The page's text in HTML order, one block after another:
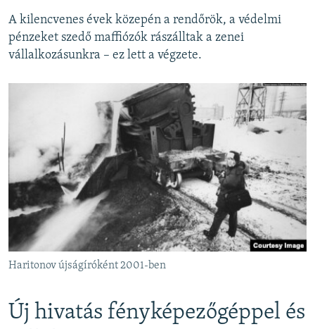
A kilencvenes évek közepén a rendőrök, a védelmi
pénzeket szedő maffiózók rászálltak a zenei
vállalkozásunkra – ez lett a végzete.
Haritonov újságíróként 2001-ben
Új hivatás fényképezőgéppel és